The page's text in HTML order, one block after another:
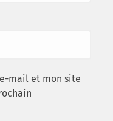
mail et mon site